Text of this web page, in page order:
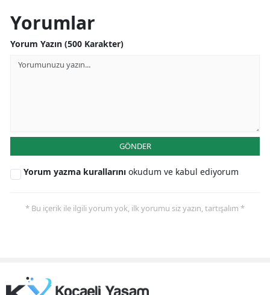
Yorumlar
Yorum Yazın (500 Karakter)
GÖNDER
Yorum yazma kurallarını okudum ve kabul ediyorum
* Bu içerik ile ilgili yorum yok, ilk yorumu siz yazın, tartışalım *